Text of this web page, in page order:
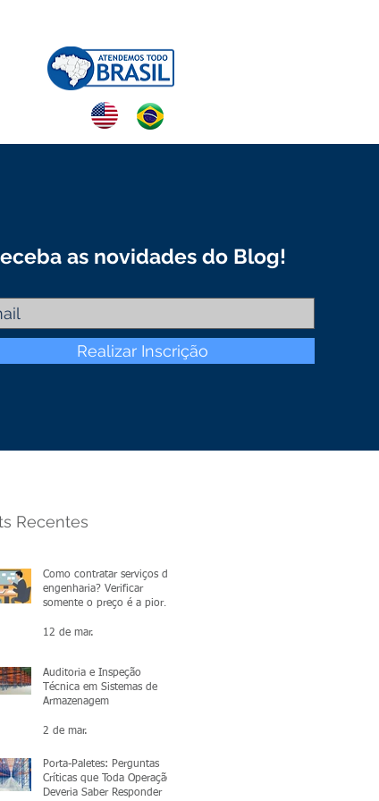
as novidades do Blog!
Realizar Inscrição
Recentes
Como contratar serviços de
engenharia? Verificar
somente o preço é a pior
12 de mar.
Auditoria e Inspeção
Técnica em Sistemas de
Armazenagem
2 de mar.
Porta-Paletes: Perguntas
Críticas que Toda Operação
Deveria Saber Responder